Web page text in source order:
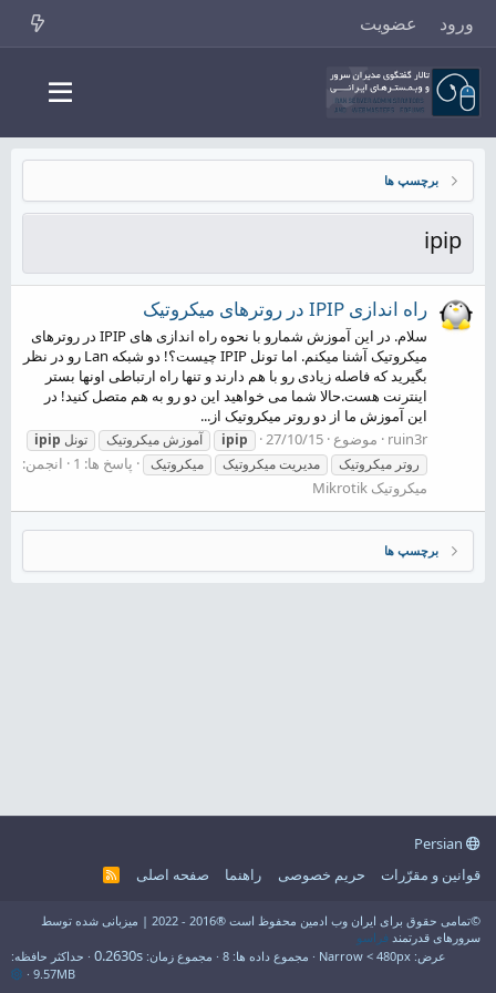
ورود عضویت
برچسپ ها
ipip
راه اندازی IPIP در روترهای میکروتیک
سلام. در این آموزش شمارو با نحوه راه اندازی های IPIP در روترهای
میکروتیک آشنا میکنم. اما تونل IPIP چیست؟! دو شبکه Lan رو در نظر
بگیرید که فاصله زیادی رو با هم دارند و تنها راه ارتباطی اونها بستر
اینترنت هست.حالا شما می خواهید این دو رو به هم متصل کنید! در
این آموزش ما از دو روتر میکروتیک از...
ruin3r
موضوع 27/10/15
ipip آموزش میکروتیک تونل ipip
روتر میکروتیک
مدیریت میکروتیک میکروتیک پاسخ ها: 1
انجمن:
میکروتیک Mikrotik
برچسپ ها
قوانین و مقرّرات
حریم خصوصی راهنما صفحه اصلی
R
©تمامی حقوق برای ایران وب ادمین محفوظ است ®2016 - 2022 | میزبانی شده توسط
سرورهای قدرتمند فراسو
عرض
مجموع داده ها 8 مجموع زمان 0.2630s
حداکثر حافظه
9.57MB